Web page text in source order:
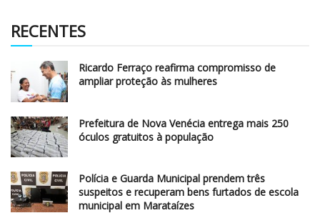
RECENTES
Ricardo Ferraço reafirma compromisso de
ampliar proteção às mulheres
Prefeitura de Nova Venécia entrega mais 250
óculos gratuitos à população
Polícia e Guarda Municipal prendem três
suspeitos e recuperam bens furtados de escola
municipal em Marataízes